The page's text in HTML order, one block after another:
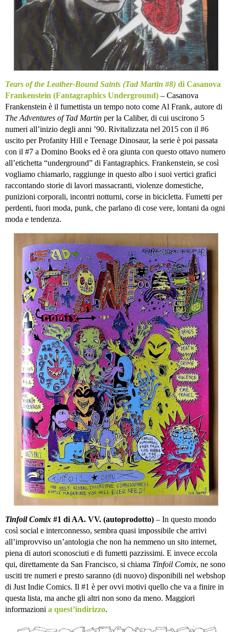
Tears of the Leather-Bound Saints (Tad Martin #8) di Casanova
Frankenstein (Fantagraphics Underground) – Casanova
Frankenstein è il fumettista un tempo noto come Al Frank, autore di
The Adventures of Tad Martin per la Caliber, di cui uscirono 5
numeri all’inizio degli anni ’90. Rivitalizzata nel 2015 con il #6
uscito per Profanity Hill e Teenage Dinosaur, la serie è poi passata
con il #7 a Domino Books ed è ora giunta con questo ottavo numero
all’etichetta “underground” di Fantagraphics. Frankenstein, se così
vogliamo chiamarlo, raggiunge in questo albo i suoi vertici grafici
raccontando storie di lavori massacranti, violenze domestiche,
punizioni corporali, incontri notturni, corse in bicicletta. Fumetti per
perdenti, fuori moda, punk, che parlano di cose vere, lontani da ogni
moda e tendenza.
Tinfoil Comix #1 di AA. VV. (autoprodotto) – In questo mondo
così social e interconnesso, sembra quasi impossibile che arrivi
all’improvviso un’antologia che non ha nemmeno un sito internet,
piena di autori sconosciuti e di fumetti pazzissimi. E invece eccola
qui, direttamente da San Francisco, si chiama Tinfoil Comix, ne sono
usciti tre numeri e presto saranno (di nuovo) disponibili nel webshop
di Just Indie Comics. Il #1 è per ovvi motivi quello che va a finire in
questa lista, ma anche gli altri non sono da meno. Maggiori
informazioni a quest’indirizzo.